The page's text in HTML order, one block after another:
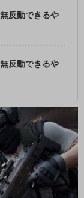
反動できるや
反動できるや